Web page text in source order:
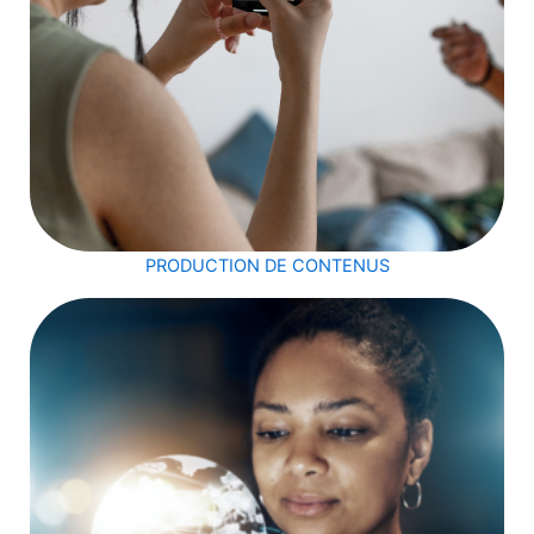
PRODUCTION DE CONTENUS